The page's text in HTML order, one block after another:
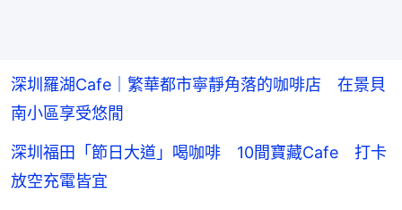
深圳羅湖Cafe｜繁華都市寧靜角落的咖啡店 在景貝
南小區享受悠閒
深圳福田「節日大道」喝咖啡 10間寶藏Cafe 打卡
放空充電皆宜